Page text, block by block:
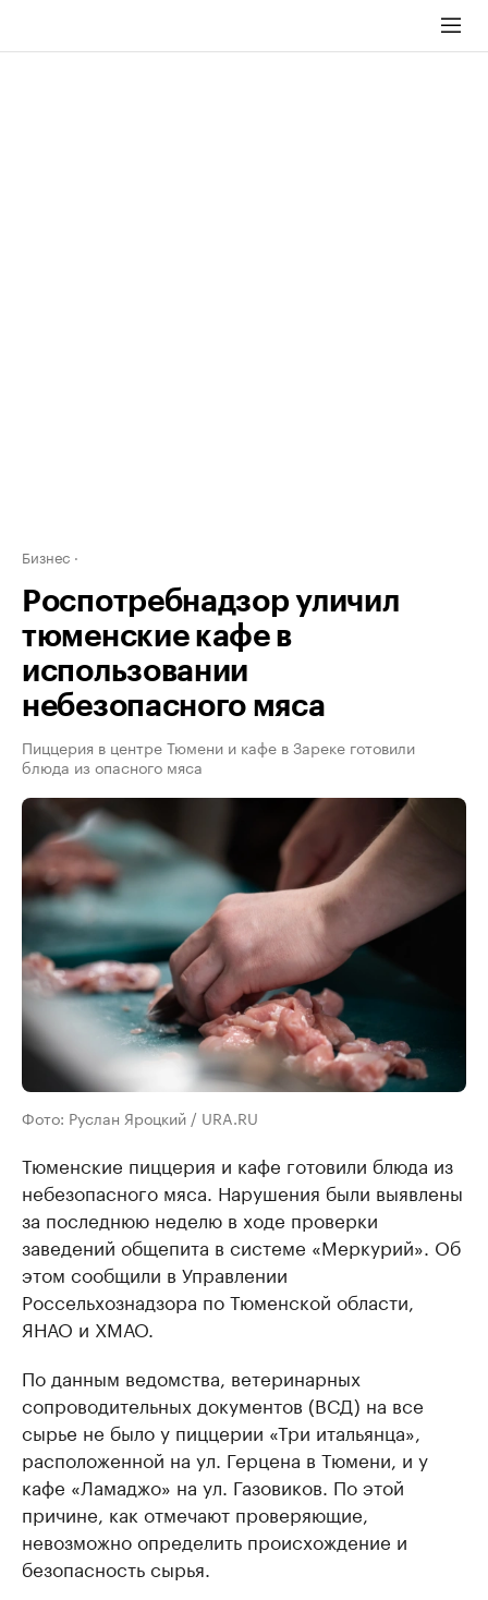
Бизнес
Роспотребнадзор уличил
тюменские кафе в
использовании
небезопасного мяса
Пиццерия в центре Тюмени и кафе в Зареке готовили
блюда из опасного мяса
Фото: Руслан Яроцкий / URA.RU
Тюменские пиццерия и кафе готовили блюда из
небезопасного мяса. Нарушения были выявлены
за последнюю неделю в ходе проверки
заведений общепита в системе «Меркурий». Об
этом сообщили в Управлении
Россельхознадзора по Тюменской области,
ЯНАО и ХМАО.
По данным ведомства, ветеринарных
сопроводительных документов (ВСД) на все
сырье не было у пиццерии «Три итальянца»,
расположенной на ул. Герцена в Тюмени, и у
кафе «Ламаджо» на ул. Газовиков. По этой
причине, как отмечают проверяющие,
невозможно определить происхождение и
безопасность сырья.